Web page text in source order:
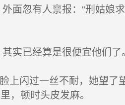
忽有人禀报：“刑姑娘
实已经算是很便宜他们了。
上闪过一丝不耐，她望
，顿时头皮发麻。